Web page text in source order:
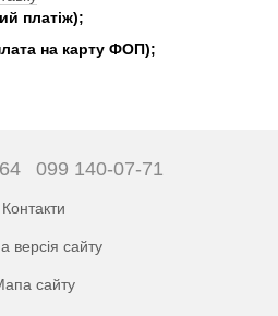
платіж);
на карту ФОП);
099 140-07-71
Контакти
версія сайту
сайту